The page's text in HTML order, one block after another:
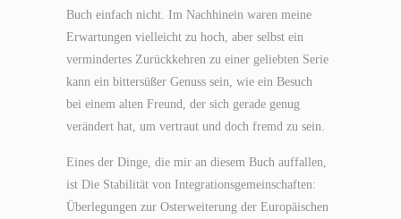
Buch einfach nicht. Im Nachhinein waren meine
Erwartungen vielleicht zu hoch, aber selbst ein
vermindertes Zurückkehren zu einer geliebten Serie
kann ein bittersüßer Genuss sein, wie ein Besuch
bei einem alten Freund, der sich gerade genug
verändert hat, um vertraut und doch fremd zu sein.
Eines der Dinge, die mir an diesem Buch auffallen,
ist Die Stabilität von Integrationsgemeinschaften:
Überlegungen zur Osterweiterung der Europäischen